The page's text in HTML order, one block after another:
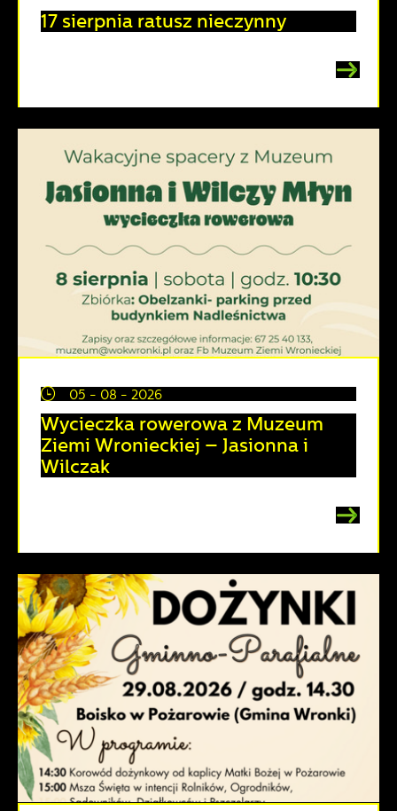
17 sierpnia ratusz nieczynny
05 - 08 - 2026
Wycieczka rowerowa z Muzeum
Ziemi Wronieckiej – Jasionna i
Wilczak